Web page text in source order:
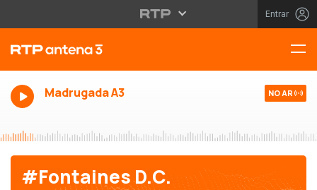
Entrar
Madrugada A3 NO AR
#Fontaines D.C.